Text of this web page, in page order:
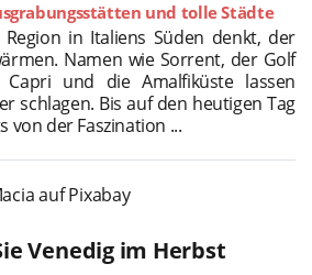
und tolle Städte
in Italiens Süden denkt, der
Namen wie Sorrent, der Golf
Capri und die Amalfiküste lassen
schlagen. Bis auf den heutigen Tag
von der Faszination ...
Venedig im Herbst